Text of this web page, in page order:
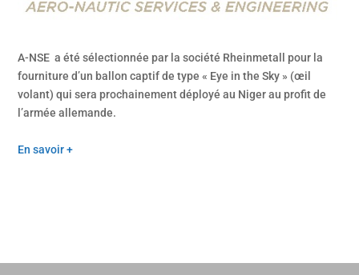
A-NSE a été sélectionnée par la société Rheinmetall pour la
fourniture d’un ballon captif de type « Eye in the Sky » (œil
volant) qui sera prochainement déployé au Niger au profit de
l’armée allemande.
En savoir +